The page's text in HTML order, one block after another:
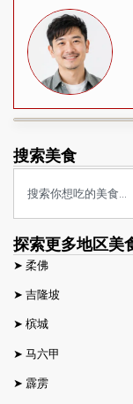
搜索美食
探索更多地区美
➤ 柔佛
➤ 吉隆坡
➤ 槟城
➤ 马六甲
➤ 霹雳